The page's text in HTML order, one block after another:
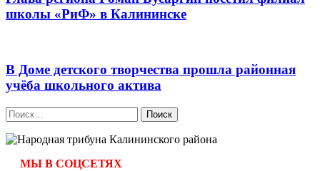
школы «РиФ» в Калининске
В Доме детского творчества прошла районная
учёба школьного актива
Найти:
МЫ В СОЦСЕТЯХ